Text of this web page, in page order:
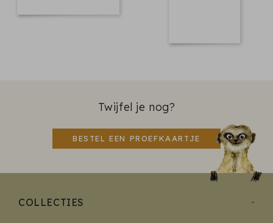
Twijfel je nog?
BESTEL EEN PROEFKAARTJE
COLLECTIES